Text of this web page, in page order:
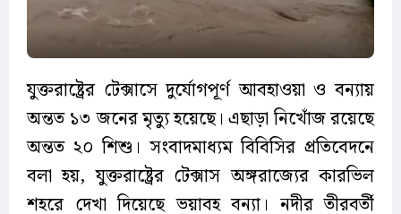
যুক্তরাষ্ট্রের টেক্সাসে দুর্যোগপূর্ণ আবহাওয়া ও বন্যায়
অন্তত ১৩ জনের মৃত্যু হয়েছে। এছাড়া নিখোঁজ রয়েছে
অন্তত ২০ শিশু। সংবাদমাধ্যম বিবিসির প্রতিবেদনে
বলা হয়, যুক্তরাষ্ট্রের টেক্সাস অঙ্গরাজ্যের কারভিল
শহরে দেখা দিয়েছে ভয়াবহ বন্যা। নদীর তীরবর্তী